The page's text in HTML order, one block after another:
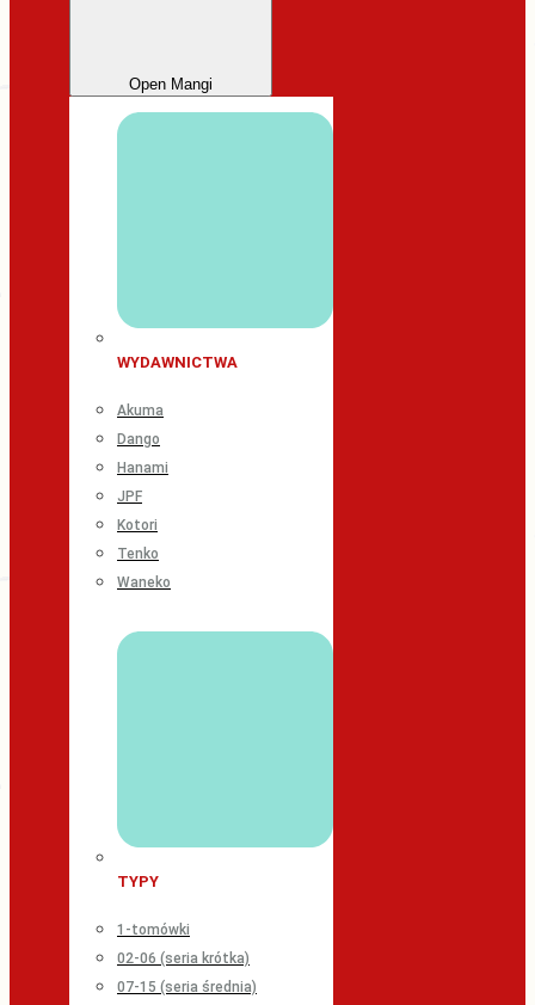
Open Mangi
WYDAWNICTWA
Akuma
Dango
Hanami
JPF
Kotori
Tenko
Waneko
TYPY
1-tomówki
02-06 (seria krótka)
07-15 (seria średnia)